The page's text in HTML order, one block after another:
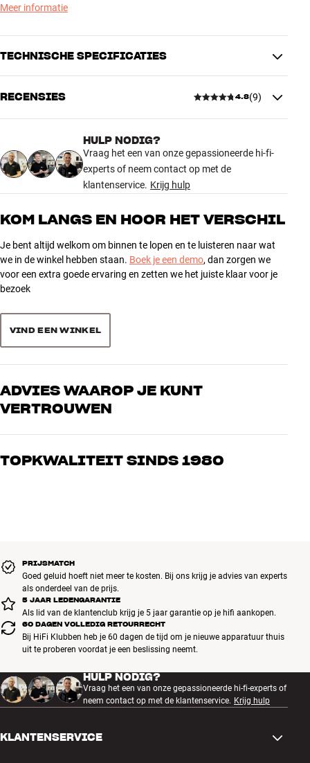
muurbeugel tot 30 graden horizontaal in elke richting draaien en tot
gemakkelijke toegang tot touch-knoppen en microfoon kun je de
beugel ondersteboven monteren, zodat de speaker naar beneden
Meer informatie
TECHNISCHE SPECIFICATIES
PRESTATIES
Inclusief uitbreidingskabel
Nee
Horizontale draaiing
30 °
Verticale draaiing
-20 °
AFMETINGEN EN DESIGN
Gewicht (kg)
0,97
Gewicht verpakking (kg)
1,3
Afmetingen (verpakking)
18,2 x 10,6 x 20,6 cm (breedte x
hoogte x diepte)
Afmetingen (product)
ALGEMENE KARAKTERISTIEKEN
toegang tot bediening
naar beneden kantelen
RECENSIES 4.8(9)
4.8
9 recensies
3 1
2
1
HULP NODIG?
Vraag het een van onze gepassioneerde hi-fi-
experts of neem contact op met de
klantenservice. Krijg hulp
KOM LANGS EN HOOR HET VERSCHIL
Je bent altijd welkom om binnen te lopen en te luisteren naar wat
we in de winkel hebben staan. Boek je een demo, dan zorgen we
voor een extra goede ervaring en zetten we het juiste klaar voor je
bezoek
VIND EEN WINKEL
ADVIES WAAROP JE KUNT
VERTROUWEN
Onze medewerkers zijn echte liefhebbers die de producten door en
muziek als home cinema. Vertel ons wat je zoekt, dan vinden we
TOPKWALITEIT SINDS 1980
PRIJSMATCH
Goed geluid hoeft niet meer te kosten. Bij ons krijg je advies van experts
als onderdeel van de prijs.
5 JAAR LEDENGARANTIE
Als lid van de klantenclub krijg je 5 jaar garantie op je hifi aankopen.
60 DAGEN VOLLEDIG RETOURRECHT
Bij HiFi Klubben heb je 60 dagen de tijd om je nieuwe apparatuur thuis
uit te proberen voordat je een beslissing neemt.
HULP NODIG?
Vraag het een van onze gepassioneerde hi-fi-experts of
neem contact op met de klantenservice. Krijg hulp
KLANTENSERVICE